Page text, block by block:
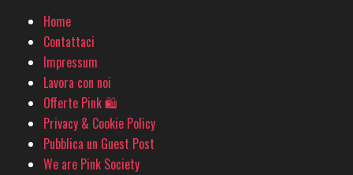
Home
Contattaci
Impressum
Lavora con noi
Offerte Pink 🛍
Privacy & Cookie Policy
Pubblica un Guest Post
We are Pink Society